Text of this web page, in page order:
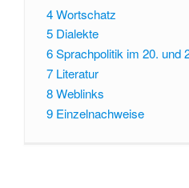
4Wortschatz
5 Dialekte
6Sprachpolitik im 20. und
7 Literatur
8Weblinks
9 Einzelnachweise